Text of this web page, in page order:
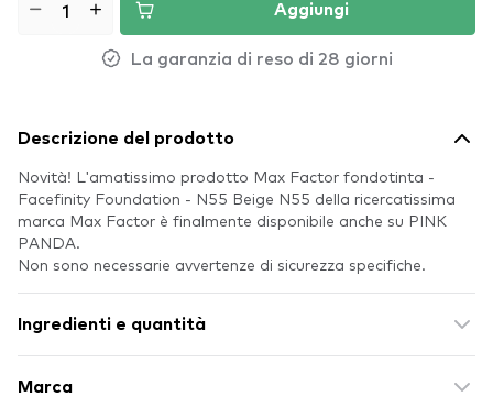
Aggiungi
La garanzia di reso di 28 giorni
Descrizione del prodotto
Novità! L'amatissimo prodotto Max Factor fondotinta -
Facefinity Foundation - N55 Beige N55 della ricercatissima
marca Max Factor è finalmente disponibile anche su PINK
PANDA.
Non sono necessarie avvertenze di sicurezza specifiche.
Ingredienti e quantità
Marca